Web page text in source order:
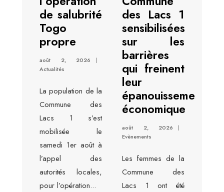
de salubrité
Togo
propre
août 2, 2026
|
Actualités
La population de la
Commune des
Lacs 1 s’est
mobilisée le
samedi 1er août à
l’appel des
autorités locales,
pour l’opération...
des Lacs 1
sensibilisées
sur les
barrières
qui freinent
leur
épanouissement
économique
août 2, 2026
|
Evènements
Les femmes de la
Commune des
Lacs 1 ont été